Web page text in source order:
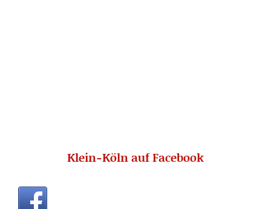
Klein-Köln auf Facebook